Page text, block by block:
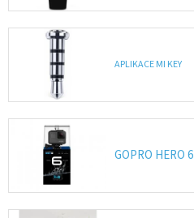
Webkamery
náramky
IP
kamery
APLIKACE MI KEY
GOPRO HERO 6